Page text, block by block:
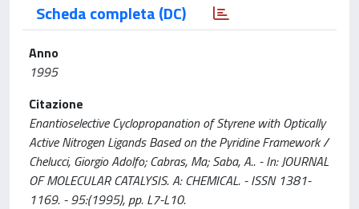
Scheda completa (DC)
Anno
1995
Citazione
Enantioselective Cyclopropanation of Styrene with Optically
Active Nitrogen Ligands Based on the Pyridine Framework /
Chelucci, Giorgio Adolfo; Cabras, Ma; Saba, A.. - In: JOURNAL
OF MOLECULAR CATALYSIS. A: CHEMICAL. - ISSN 1381-
1169. - 95:(1995), pp. L7-L10.